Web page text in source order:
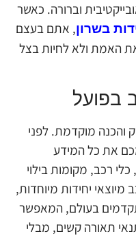
וברורה. כאשר
בשרון, אתם בעצם
האמת ולא לחיות בצל
בפועל
והכנה מוקדמת. לפני
את כל המידע
כלי רכב, מקומות בילוי
מיוצאי יחידות מיוחדות,
בעולם, המאפשר
תאורה קשים, מבלי